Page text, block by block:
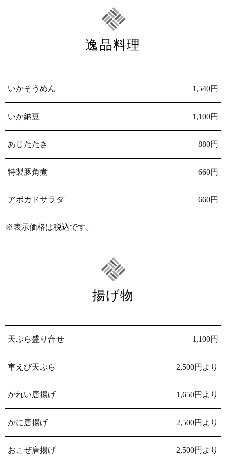
逸品料理
いかそうめん 1,540円
いか納豆 1,100円
あじたたき 880円
特製豚角煮 660円
アボカドサラダ 660円
※表示価格は税込です。
揚げ物
天ぷら盛り合せ 1,100円
車えび天ぷら 2,500円より
かれい唐揚げ 1,650円より
かに唐揚げ 2,500円より
おこぜ唐揚げ 2,500円より